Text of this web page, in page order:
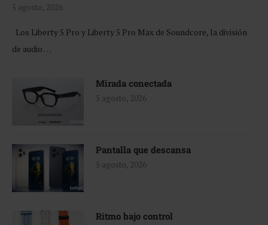
5 agosto, 2026
Los Liberty 5 Pro y Liberty 5 Pro Max de Soundcore, la división
de audio …
Mirada conectada
5 agosto, 2026
Pantalla que descansa
5 agosto, 2026
Ritmo bajo control